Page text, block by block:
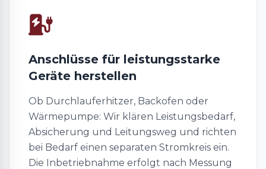
Anschlüsse für leistungsstarke
Geräte herstellen
Ob Durchlauferhitzer, Backofen oder
Wärmepumpe: Wir klären Leistungsbedarf,
Absicherung und Leitungsweg und richten
bei Bedarf einen separaten Stromkreis ein.
Die Inbetriebnahme erfolgt nach Messung